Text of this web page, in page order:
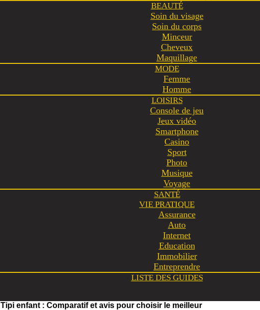
BEAUTÉ
Soin du visage
Soin du corps
Minceur
Cheveux
Maquillage
MODE
Femme
Homme
LOISIRS
Console de jeu
Jeux vidéo
Smartphone
Casino
Sport
Photo
Musique
Voyage
SANTÉ
VIE PRATIQUE
Assurance
Auto
Internet
Education
Immobilier
Entreprendre
LISTE DES GUIDES
Tipi enfant : Comparatif et avis pour choisir le meilleur